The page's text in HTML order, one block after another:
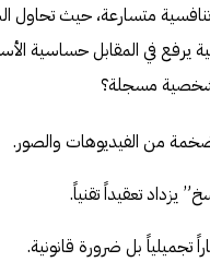
متسارعة، حيث تحاول
في المقابل حساسية
شخصية مسجلة؟
من الفيديوهات والصور.
يزداد تعقيداً تقنياً.
تجميلياً بل ضرورة قانونية.